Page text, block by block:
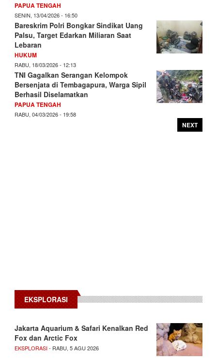
PAPUA TENGAH
SENIN, 13/04/2026 - 16:50
Bareskrim Polri Bongkar Sindikat Uang
Palsu, Target Edarkan Miliaran Saat
Lebaran
HUKUM
RABU, 18/03/2026 - 12:13
TNI Gagalkan Serangan Kelompok
Bersenjata di Tembagapura, Warga Sipil
Berhasil Diselamatkan
PAPUA TENGAH
RABU, 04/03/2026 - 19:58
NEXT
EKSPLORASI
Jakarta Aquarium & Safari Kenalkan Red
Fox dan Arctic Fox
EKSPLORASI- RABU, 5 AGU 2026